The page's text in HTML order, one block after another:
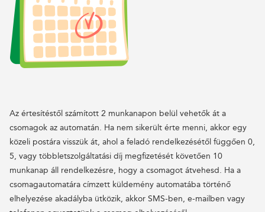
Az értesítéstől számított 2 munkanapon belül vehetők át a
csomagok az automatán. Ha nem sikerült érte menni, akkor egy
közeli postára visszük át, ahol a feladó rendelkezésétől függően 0,
5, vagy többletszolgáltatási díj megfizetését követően 10
munkanap áll rendelkezésre, hogy a csomagot átvehesd. Ha a
csomagautomatára címzett küldemény automatába történő
elhelyezése akadályba ütközik, akkor SMS-ben, e-mailben vagy